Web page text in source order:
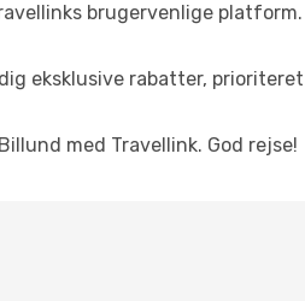
brugervenlige
eksklusive rabatter,
med Travellink. God rejse!